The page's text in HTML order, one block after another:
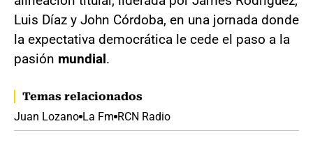
Luis Díaz y John Córdoba, en una jornada donde
la expectativa democrática le cede el paso a la
pasión mundial.
Temas relacionados
Juan Lozano La Fm RCN Radio